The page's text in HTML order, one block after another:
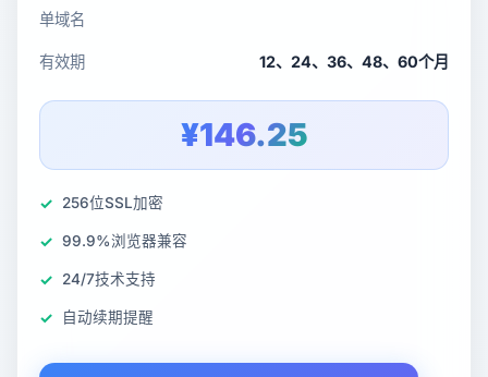
单域名
有效期 12、24、36、48、60个月
¥146.25
256位SSL加密
99.9%浏览器兼容
24/7技术支持
自动续期提醒